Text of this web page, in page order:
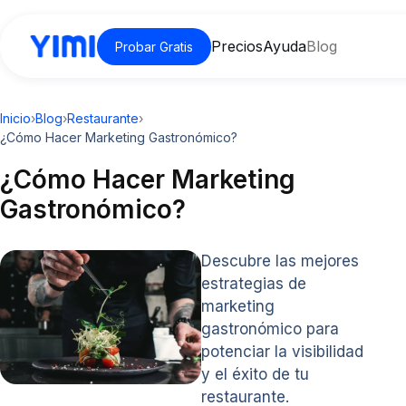
Probar Gratis PreciosAyudaBlog
Inicio›Blog›Restaurante›
¿Cómo Hacer Marketing Gastronómico?
¿Cómo Hacer Marketing
Gastronómico?
Descubre las mejores
estrategias de
marketing
gastronómico para
potenciar la visibilidad
y el éxito de tu
restaurante.